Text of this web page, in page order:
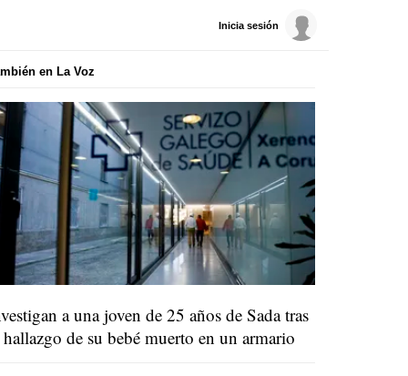
Inicia sesión
en La Voz
a una joven de 25 años de Sada tras
de su bebé muerto en un armario